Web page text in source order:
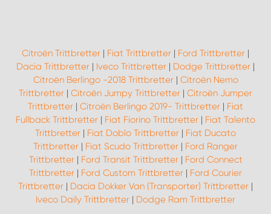
Citroën Trittbretter | Fiat Trittbretter | Ford Trittbretter |
Dacia Trittbretter | Iveco Trittbretter | Dodge Trittbretter |
Citroën Berlingo -2018 Trittbretter| Citroën Nemo
Trittbretter | Citroën Jumpy Trittbretter | Citroën Jumper
Trittbretter | Citroën Berlingo 2019- Trittbretter | Fiat
Fullback Trittbretter | Fiat Fiorino Trittbretter | Fiat Talento
Trittbretter | Fiat Doblo Trittbretter | Fiat Ducato
Trittbretter | Fiat Scudo Trittbretter | Ford Ranger
Trittbretter| Ford Transit Trittbretter| Ford Connect
Trittbretter | Ford Custom Trittbretter | Ford Courier
Trittbretter | Dacia Dokker Van (Transporter) Trittbretter |
Iveco Daily Trittbretter | Dodge Ram Trittbretter